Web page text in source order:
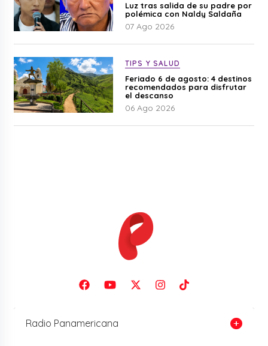
Luz tras salida de su padre por
polémica con Naldy Saldaña
07 Ago 2026
TIPS Y SALUD
Feriado 6 de agosto: 4 destinos
recomendados para disfrutar
el descanso
06 Ago 2026
Radio Panamericana